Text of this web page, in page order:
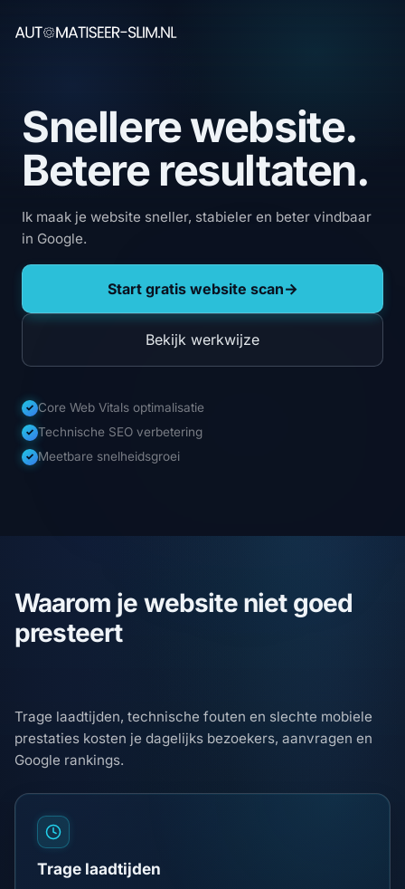
Snellere website.
Betere resultaten.
Ik maak je website sneller, stabieler en beter vindbaar
in Google.
Start gratis website scan→
Bekijk werkwijze
✓ Core Web Vitals optimalisatie
✓ Technische SEO verbetering
✓ Meetbare snelheidsgroei
Waarom je website niet goed
presteert
Trage laadtijden, technische fouten en slechte mobiele
prestaties kosten je dagelijks bezoekers, aanvragen en
Google rankings.
Trage laadtijden